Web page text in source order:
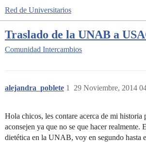
Red de Universitarios
Traslado de la UNAB a
Comunidad Intercambios
alejandra_poblete 29 Noviembre, 2014
1
Hola chicos, les contare acerca de mi historia
aconsejen ya que no se que hacer realmente.
dietética en la UNAB, voy en segundo hasta